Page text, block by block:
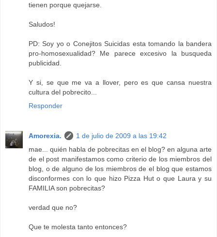
tienen porque quejarse.
Saludos!
PD: Soy yo o Conejitos Suicidas esta tomando la bandera
pro-homosexualidad? Me parece excesivo la busqueda
publicidad.
Y si, se que me va a llover, pero es que cansa nuestra
cultura del pobrecito...
Responder
Amorexia.
1 de julio de 2009 a las 19:42
mae... quién habla de pobrecitas en el blog? en alguna arte
de el post manifestamos como criterio de los miembros del
blog, o de alguno de los miembros de el blog que estamos
disconformes con lo que hizo Pizza Hut o que Laura y su
FAMILIA son pobrecitas?
verdad que no?
Que te molesta tanto entonces?